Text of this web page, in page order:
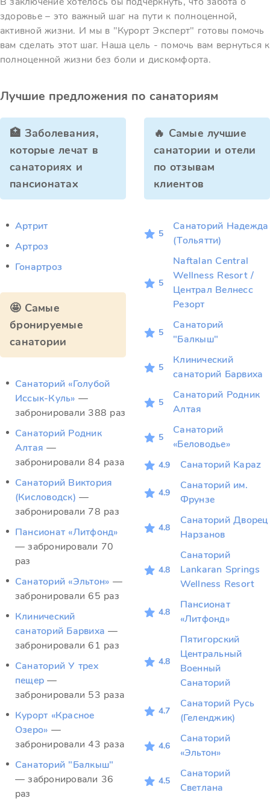
здоровье – это важный шаг на пути к полноценной,
активной жизни. И мы в "Курорт Эксперт" готовы помочь
вам сделать этот шаг. Наша цель - помочь вам вернуться к
полноценной жизни без боли и дискомфорта.
Лучшие предложения по санаториям
🏥 Заболевания,
которые лечат в
санаториях и
пансионатах
Артрит
Артроз
Гонартроз
🤩 Самые
бронируемые
санатории
Санаторий «Голубой
Иссык-Куль» —
забронировали 388 раз
Санаторий Родник
Алтая —
забронировали 84 раза
Санаторий Виктория
(Кисловодск) —
забронировали 78 раз
Пансионат «Литфонд»
— забронировали 70
раз
Санаторий «Эльтон» —
забронировали 65 раз
Клинический
санаторий Барвиха —
забронировали 61 раз
Санаторий У трех
пещер —
забронировали 53 раза
Курорт «Красное
Озеро» —
забронировали 43 раза
Санаторий "Балкыш"
— забронировали 36
раз
🔥 Самые лучшие
санатории и отели
по отзывам
клиентов
5
Санаторий Надежда
(Тольятти)
5
Naftalan Central
Wellness Resort /
Централ Велнесс
Резорт
5
Санаторий
"Балкыш"
5
Клинический
санаторий Барвиха
5
Санаторий Родник
Алтая
5
Санаторий
«Беловодье»
4.9 Санаторий Kapaz
4.9
Санаторий им.
Фрунзе
4.8
Санаторий Дворец
Нарзанов
4.8
Санаторий
Lankaran Springs
Wellness Resort
4.8
Пансионат
«Литфонд»
4.8
Пятигорский
Центральный
Военный
Санаторий
4.7
Санаторий Русь
(Геленджик)
4.6
Санаторий
«Эльтон»
4.5
Санаторий
Светлана